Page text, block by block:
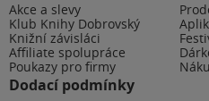
Akce a slevy
Klub Knihy Dobrovský
Knižní závisláci
Affiliate spolupráce
Poukazy pro firmy
Dodací podmínky